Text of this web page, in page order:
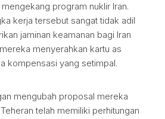
program nuklir Iran.
kerja tersebut sangat tidak adil
jaminan keamanan bagi Iran
menyerahkan kartu as
kompensasi yang setimpal.
mengubah proposal mereka
telah memiliki perhitungan